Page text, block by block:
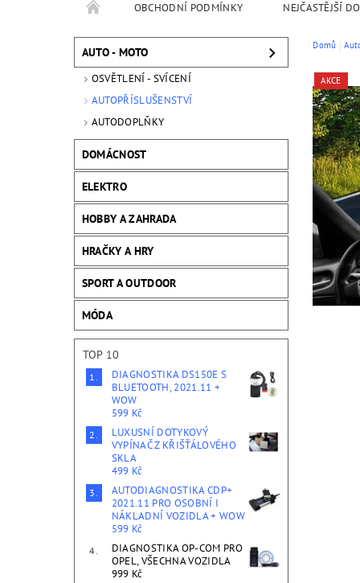
OBCHODNÍ PODMÍNKY NEJČASTĚJŠÍ
AUTO - MOTO
OSVĚTLENÍ - SVÍCENÍ
AUTOPŘÍSLUŠENSTVÍ
AUTODOPLŇKY
DOMÁCNOST
ELEKTRO
HOBBY A ZAHRADA
HRAČKY A HRY
SPORT A OUTDOOR
MÓDA
TOP 10
DIAGNOSTIKA DS150E S
BLUETOOTH, 2021.11 +
WOW
599 Kč
LUXUSNÍ DOTYKOVÝ
VYPÍNAČ Z KŘIŠŤÁLOVÉHO
SKLA
499 Kč
AUTODIAGNOSTIKA CDP+
2021.11 PRO OSOBNÍ I
NÁKLADNÍ VOZIDLA + WOW
599 Kč
DIAGNOSTIKA OP-COM PRO
OPEL, VŠECHNA VOZIDLA
999 Kč
Domů
AKCE